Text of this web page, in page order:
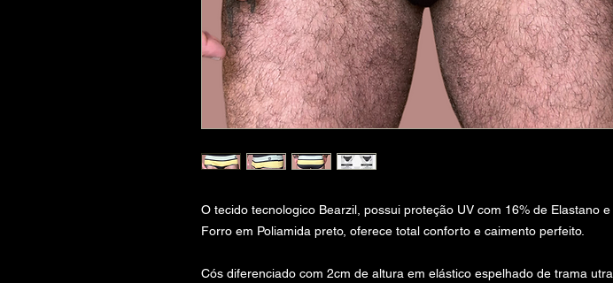
O tecido tecnologico Bearzil, possui proteção UV com 16% de Elastano e
Forro em Poliamida preto, oferece total conforto e caimento perfeito.
Cós diferenciado com 2cm de altura em elástico espelhado de trama utra